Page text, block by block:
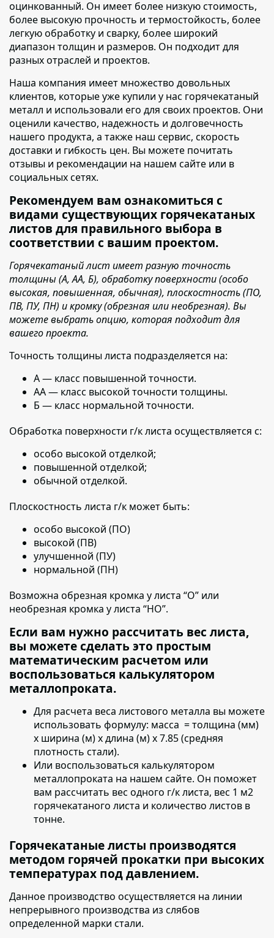
оцинкованный. Он имеет более низкую стоимость,
более высокую прочность и термостойкость, более
легкую обработку и сварку, более широкий
диапазон толщин и размеров. Он подходит для
разных отраслей и проектов.
Наша компания имеет множество довольных
клиентов, которые уже купили у нас горячекатаный
металл и использовали его для своих проектов. Они
оценили качество, надежность и долговечность
нашего продукта, а также наш сервис, скорость
доставки и гибкость цен. Вы можете почитать
отзывы и рекомендации на нашем сайте или в
социальных сетях.
Рекомендуем вам ознакомиться с
видами существующих горячекатаных
листов для правильного выбора в
соответствии с вашим проектом.
Горячекатаный лист имеет разную точность
толщины (А, АА, Б), обработку поверхности (особо
высокая, повышенная, обычная), плоскостность (ПО,
ПВ, ПУ, ПН) и кромку (обрезная или необрезная). Вы
можете выбрать опцию, которая подходит для
вашего проекта.
Точность толщины листа подразделяется на:
А — класс повышенной точности.
АА — класс высокой точности толщины.
Б — класс нормальной точности.
Обработка поверхности г/к листа осуществляется с:
особо высокой отделкой;
повышенной отделкой;
обычной отделкой.
Плоскостность листа г/к может быть:
особо высокой (ПО)
высокой (ПВ)
улучшенной (ПУ)
нормальной (ПН)
Возможна обрезная кромка у листа “О” или
необрезная кромка у листа “НО”.
Если вам нужно рассчитать вес листа,
вы можете сделать это простым
математическим расчетом или
воспользоваться калькулятором
металлопроката.
Для расчета веса листового металла вы можете
использовать формулу: масса = толщина (мм)
х ширина (м) х длина (м) х 7.85 (средняя
плотность стали).
Или воспользоваться калькулятором
металлопроката на нашем сайте. Он поможет
вам рассчитать вес одного г/к листа, вес 1 м2
горячекатаного листа и количество листов в
тонне.
Горячекатаные листы производятся
методом горячей прокатки при высоких
температурах под давлением.
Данное производство осуществляется на линии
непрерывного производства из слябов
определенной марки стали.